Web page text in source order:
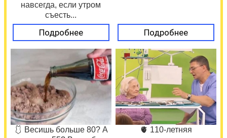
навсегда, если утром
съесть...
Подробнее Подробнее
🩱 Весишь больше 80? А
🫀 110-летняя